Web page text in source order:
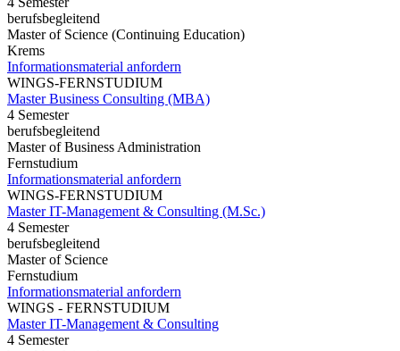
berufsbegleitend
Master of Science (Continuing Education)
Krems
Informationsmaterial anfordern
WINGS-FERNSTUDIUM
Master Business Consulting (MBA)
4 Semester
berufsbegleitend
Master of Business Administration
Fernstudium
Informationsmaterial anfordern
WINGS-FERNSTUDIUM
Master IT-Management & Consulting (M.Sc.)
4 Semester
berufsbegleitend
Master of Science
Fernstudium
Informationsmaterial anfordern
WINGS - FERNSTUDIUM
Master IT-Management & Consulting
4 Semester